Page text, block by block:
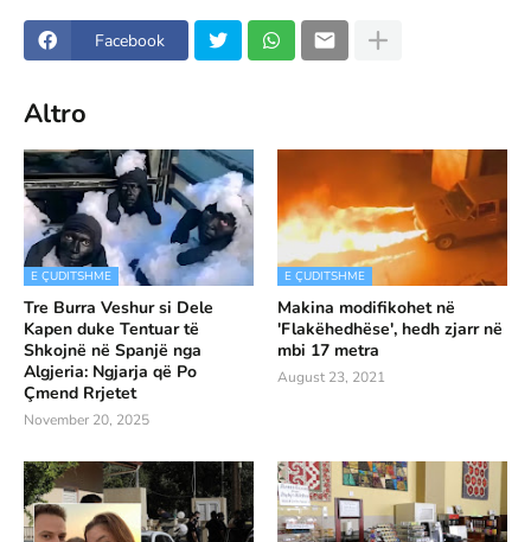
Facebook
Altro
E ÇUDITSHME
Tre Burra Veshur si Dele
Kapen duke Tentuar të
Shkojnë në Spanjë nga
Algjeria: Ngjarja që Po
Çmend Rrjetet
November 20, 2025
E ÇUDITSHME
Makina modifikohet në
'Flakëhedhëse', hedh zjarr në
mbi 17 metra
August 23, 2021